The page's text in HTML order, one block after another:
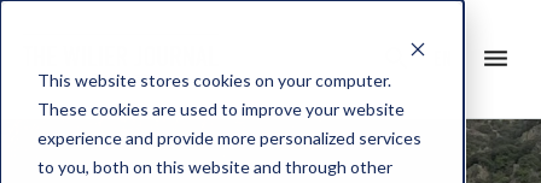
This website stores cookies on your computer.
These cookies are used to improve your website
experience and provide more personalized services
to you, both on this website and through other
menu
search